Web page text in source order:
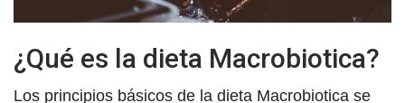
¿Qué es la dieta Macrobiotica?
Los principios básicos de la dieta Macrobiotica se